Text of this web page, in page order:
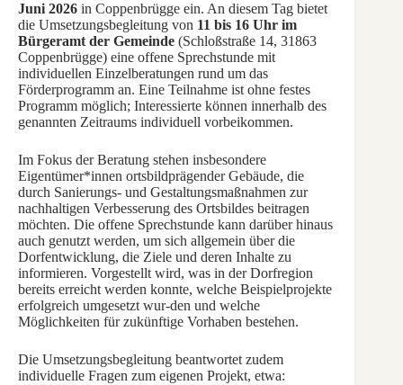
Juni 2026 in Coppenbrügge ein. An diesem Tag bietet
die Umsetzungsbegleitung von 11 bis 16 Uhr im
Bürgeramt der Gemeinde (Schloßstraße 14, 31863
Coppenbrügge) eine offene Sprechstunde mit
individuellen Einzelberatungen rund um das
Förderprogramm an. Eine Teilnahme ist ohne festes
Programm möglich; Interessierte können innerhalb des
genannten Zeitraums individuell vorbeikommen.
Im Fokus der Beratung stehen insbesondere
Eigentümer*innen ortsbildprägender Gebäude, die
durch Sanierungs- und Gestaltungsmaßnahmen zur
nachhaltigen Verbesserung des Ortsbildes beitragen
möchten. Die offene Sprechstunde kann darüber hinaus
auch genutzt werden, um sich allgemein über die
Dorfentwicklung, die Ziele und deren Inhalte zu
informieren. Vorgestellt wird, was in der Dorfregion
bereits erreicht werden konnte, welche Beispielprojekte
erfolgreich umgesetzt wur-den und welche
Möglichkeiten für zukünftige Vorhaben bestehen.
Die Umsetzungsbegleitung beantwortet zudem
individuelle Fragen zum eigenen Projekt, etwa: